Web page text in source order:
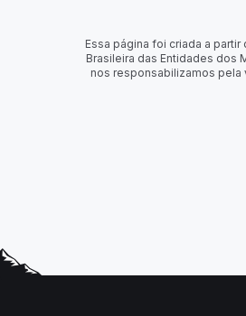
Essa página foi criada a
Brasileira das Entidades dos
nos responsabilizamos